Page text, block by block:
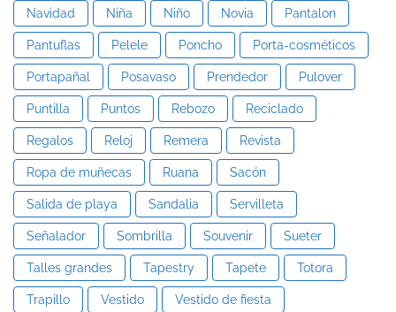
Navidad Niña Niño Novia Pantalon
Pantuflas Pelele Poncho Porta-cosméticos
Portapañal Posavaso Prendedor Pulover
Puntilla Puntos Rebozo Reciclado
Regalos Reloj Remera Revista
Ropa de muñecas Ruana Sacón
Salida de playa Sandalia Servilleta
Señalador Sombrilla Souvenir Sueter
Talles grandes Tapestry Tapete Totora
Trapillo Vestido Vestido de fiesta